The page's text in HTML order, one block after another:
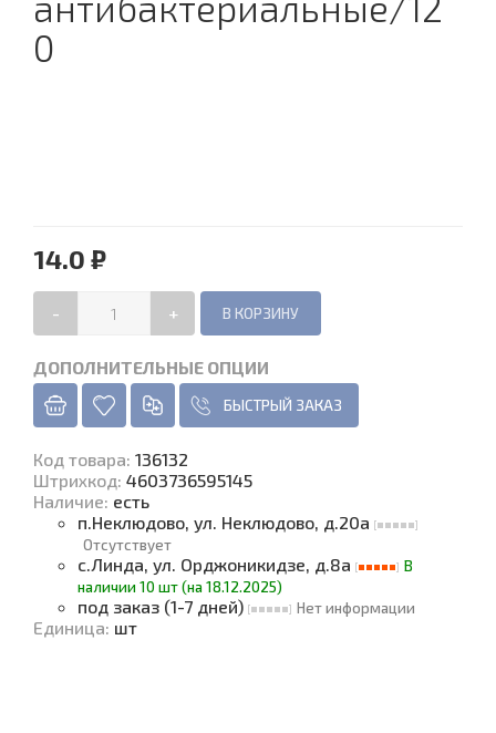
0
14.0 ₽
- +
ДОПОЛНИТЕЛЬНЫЕ ОПЦИИ
БЫСТРЫЙ ЗАКАЗ
Код товара: 136132
Штрихкод: 4603736595145
Наличие: есть
п.Неклюдово, ул. Неклюдово, д.20а
Отсутствует
с.Линда, ул. Орджоникидзе, д.8а
В
наличии 10 шт (на 18.12.2025)
под заказ (1-7 дней) Нет информации
Единица: шт